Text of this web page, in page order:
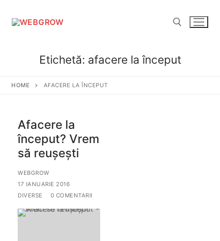
Caută după:
Etichetă: afacere la început
HOME AFACERE LA ÎNCEPUT
Afacere la
început? Vrem
să reușești
WEBGROW
17 IANUARIE 2016
DIVERSE
0 COMENTARII